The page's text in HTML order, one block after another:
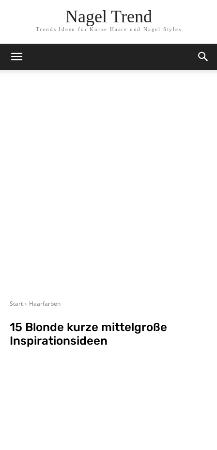
Nagel Trend
Trends Ideen für Kurze Haare und Nagel Styles
Start Haarfarben
15 Blonde kurze mittelgroße
Inspirationsideen